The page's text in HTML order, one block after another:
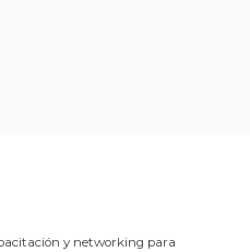
y networking para